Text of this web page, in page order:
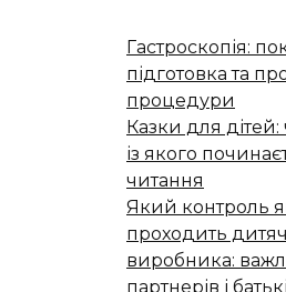
Гастроскопія:
підготовка та
процедури
Казки для дітей:
із якого
читання
Який контроль
проходить
виробника:
партнерів і